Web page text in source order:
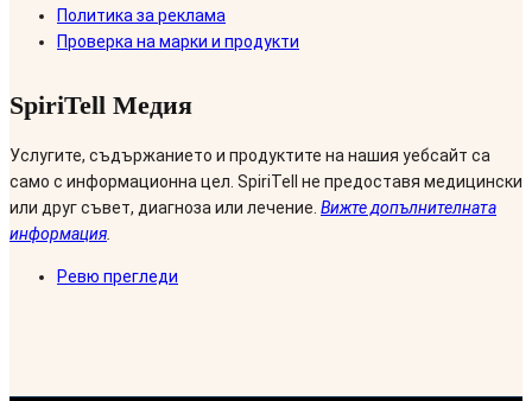
Политика за реклама
Проверка на марки и продукти
SpiriTell Медия
Услугите, съдържанието и продуктите на нашия уебсайт са
само с информационна цел. SpiriTell не предоставя медицински
или друг съвет, диагноза или лечение. Вижте допълнителната
информация
Ревю прегледи